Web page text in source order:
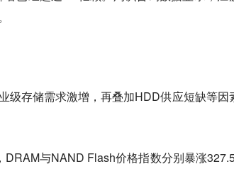
存储需求激增，再叠加HDD供应短缺等因
与NAND Flash价格指数分别暴涨